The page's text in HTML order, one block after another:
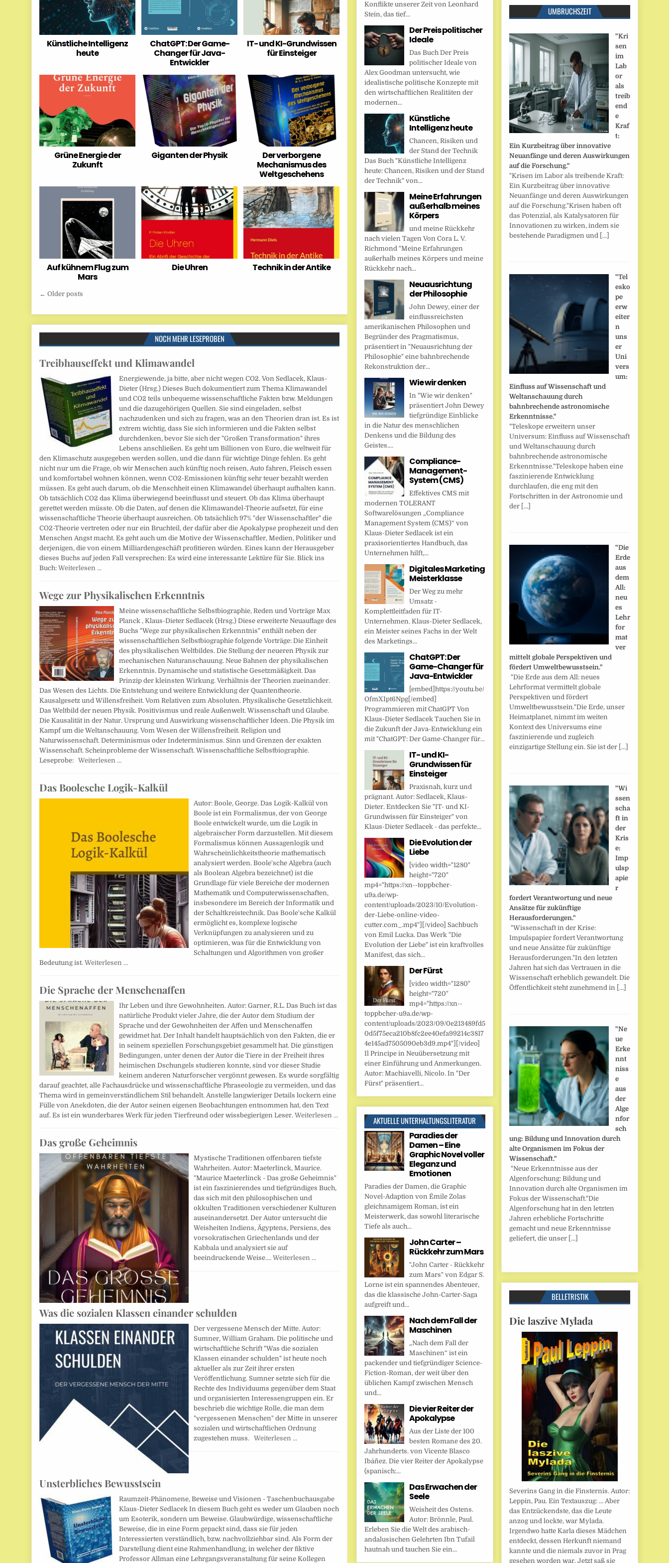
Künstliche Intelligenz
heute
ChatGPT: Der Game-
Changer für Java-
Entwickler
IT- und KI-Grundwissen
für Einsteiger
Grüne Energie der
Zukunft
Giganten der Physik
Der verborgene
Mechanismus des
Weltgeschehens
Auf kühnem Flug zum
Mars
Die Uhren Technik in der Antike
Beitragsnavigation
← Older posts
NOCH MEHR LESEPROBEN
Treibhauseffekt und Klimawandel
Energiewende, ja bitte, aber nicht wegen CO2. Von Sedlacek, Klaus-
Dieter (Hrsg.) Dieses Buch dokumentiert zum Thema Klimawandel
und CO2 teils unbequeme wissenschaftliche Fakten bzw. Meldungen
und die dazugehörigen Quellen. Sie sind eingeladen, selbst
nachzudenken und sich zu fragen, was an den Theorien dran ist. Es ist
extrem wichtig, dass Sie sich informieren und die Fakten selbst
durchdenken, bevor Sie sich der "Großen Transformation" ihres
Lebens anschließen. Es geht um Billionen von Euro, die weltweit für
den Klimaschutz ausgegeben werden sollen, und die dann für wichtige Dinge fehlen. Es geht
nicht nur um die Frage, ob wir Menschen auch künftig noch reisen, Auto fahren, Fleisch essen
und komfortabel wohnen können, wenn CO2-Emissionen künftig sehr teuer bezahlt werden
müssen. Es geht auch darum, ob die Menschheit einen Klimawandel überhaupt aufhalten kann.
Ob tatsächlich CO2 das Klima überwiegend beeinflusst und steuert. Ob das Klima überhaupt
gerettet werden müsste. Ob die Daten, auf denen die Klimawandel-Theorie aufsetzt, für eine
wissenschaftliche Theorie überhaupt ausreichen. Ob tatsächlich 97% "der Wissenschaftler" die
CO2-Theorie vertreten oder nur ein Bruchteil, der dafür aber die Apokalypse prophezeit und den
Menschen Angst macht. Es geht auch um die Motive der Wissenschaftler, Medien, Politiker und
derjenigen, die von einem Milliardengeschäft profitieren würden. Eines kann der Herausgeber
dieses Buchs auf jeden Fall versprechen: Es wird eine interessante Lektüre für Sie. Blick ins
Buch:Weiterlesen …
Wege zur Physikalischen Erkenntnis
Meine wissenschaftliche Selbstbiographie, Reden und Vorträge Max
Planck , Klaus-Dieter Sedlacek (Hrsg.) Diese erweiterte Neuauflage des
Buchs "Wege zur physikalischen Erkenntnis" enthält neben der
wissenschaftlichen Selbstbiographie folgende Vorträge: Die Einheit
des physikalischen Weltbildes. Die Stellung der neueren Physik zur
mechanischen Naturanschauung. Neue Bahnen der physikalischen
Erkenntnis. Dynamische und statistische Gesetzmäßigkeit. Das
Prinzip der kleinsten Wirkung. Verhältnis der Theorien zueinander.
Das Wesen des Lichts. Die Entstehung und weitere Entwicklung der Quantentheorie.
Kausalgesetz und Willensfreiheit. Vom Relativen zum Absoluten. Physikalische Gesetzlichkeit.
Das Weltbild der neuen Physik. Positivismus und reale Außenwelt. Wissenschaft und Glaube.
Die Kausalität in der Natur. Ursprung und Auswirkung wissenschaftlicher Ideen. Die Physik im
Kampf um die Weltanschauung. Vom Wesen der Willensfreiheit. Religion und
Naturwissenschaft. Determinismus oder Indeterminismus. Sinn und Grenzen der exakten
Wissenschaft. Scheinprobleme der Wissenschaft. Wissenschaftliche Selbstbiographie.
Leseprobe:Weiterlesen …
Das Boolesche Logik-Kalkül
Autor: Boole, George. Das Logik-Kalkül von
Boole ist ein Formalismus, der von George
Boole entwickelt wurde, um die Logik in
algebraischer Form darzustellen. Mit diesem
Formalismus können Aussagenlogik und
Wahrscheinlichkeitstheorie mathematisch
analysiert werden. Boole'sche Algebra (auch
als Boolean Algebra bezeichnet) ist die
Grundlage für viele Bereiche der modernen
Mathematik und Computerwissenschaften,
insbesondere im Bereich der Informatik und
der Schaltkreistechnik. Das Boole'sche Kalkül
ermöglicht es, komplexe logische
Verknüpfungen zu analysieren und zu
optimieren, was für die Entwicklung von
Schaltungen und Algorithmen von großer
Bedeutung ist.Weiterlesen …
Die Sprache der Menschenaffen
Ihr Leben und ihre Gewohnheiten. Autor: Garner, R.L. Das Buch ist das
natürliche Produkt vieler Jahre, die der Autor dem Studium der
Sprache und der Gewohnheiten der Affen und Menschenaffen
gewidmet hat. Der Inhalt handelt hauptsächlich von den Fakten, die er
in seinem speziellen Forschungsgebiet gesammelt hat. Die günstigen
Bedingungen, unter denen der Autor die Tiere in der Freiheit ihres
heimischen Dschungels studieren konnte, sind vor dieser Studie
keinem anderen Naturforscher vergönnt gewesen. Es wurde sorgfältig
darauf geachtet, alle Fachausdrücke und wissenschaftliche Phraseologie zu vermeiden, und das
Thema wird in gemeinverständlichem Stil behandelt. Anstelle langwieriger Details lockern eine
Fülle von Anekdoten, die der Autor seinen eigenen Beobachtungen entnommen hat, den Text
auf. Es ist ein wunderbares Werk für jeden Tierfreund oder wissbegierigen Leser.Weiterlesen …
Das große Geheimnis
Mystische Traditionen offenbaren tiefste
Wahrheiten. Autor: Maeterlinck, Maurice.
"Maurice Maeterlinck - Das große Geheimnis"
ist ein faszinierendes und tiefgründiges Buch,
das sich mit den philosophischen und
okkulten Traditionen verschiedener Kulturen
auseinandersetzt. Der Autor untersucht die
Weisheiten Indiens, Ägyptens, Persiens, des
vorsokratischen Griechenlands und der
Kabbala und analysiert sie auf
beeindruckende Weise.…Weiterlesen …
Was die sozialen Klassen einander schulden
Der vergessene Mensch der Mitte. Autor:
Sumner, William Graham. Die politische und
wirtschaftliche Schrift "Was die sozialen
Klassen einander schulden" ist heute noch
aktueller als zur Zeit ihrer ersten
Veröffentlichung. Sumner setzte sich für die
Rechte des Individuums gegenüber dem Staat
und organisierten Interessengruppen ein. Er
beschrieb die wichtige Rolle, die man dem
"vergessenen Menschen" der Mitte in unserer
sozialen und wirtschaftlichen Ordnung
zugestehen muss.Weiterlesen …
Unsterbliches Bewusstsein
Raumzeit-Phänomene, Beweise und Visionen - Taschenbuchausgabe
Klaus-Dieter Sedlacek In diesem Buch geht es weder um Glauben noch
um Esoterik, sondern um Beweise. Glaubwürdige, wissenschaftliche
Beweise, die in eine Form gepackt sind, dass sie für jeden
Interessierten verständlich, bzw. nachvollziehbar sind. Als Form der
Darstellung dient eine Rahmenhandlung, in welcher der fiktive
Professor Allman eine Lehrgangsveranstaltung für seine Kollegen
Konflikte unserer Zeit von Leonhard
Stein, das tief...
Der Preis politischer
Ideale
Das Buch Der Preis
politischer Ideale von
Alex Goodman untersucht, wie
idealistische politische Konzepte mit
den wirtschaftlichen Realitäten der
modernen...
Künstliche
Intelligenz heute
Chancen, Risiken und
der Stand der Technik
Das Buch "Künstliche Intelligenz
heute: Chancen, Risiken und der Stand
der Technik" von...
Meine Erfahrungen
außerhalb meines
Körpers
und meine Rückkehr
nach vielen Tagen Von Cora L. V.
Richmond "Meine Erfahrungen
außerhalb meines Körpers und meine
Rückkehr nach...
Neuausrichtung
der Philosophie
John Dewey, einer der
einflussreichsten
amerikanischen Philosophen und
Begründer des Pragmatismus,
präsentiert in "Neuausrichtung der
Philosophie" eine bahnbrechende
Rekonstruktion der...
Wie wir denken
In "Wie wir denken"
präsentiert John Dewey
tiefgründige Einblicke
in die Natur des menschlichen
Denkens und die Bildung des
Geistes....
Compliance-
Management-
System (CMS)
Effektives CMS mit
modernen TOLERANT
Softwarelösungen „Compliance
Management System (CMS)“ von
Klaus-Dieter Sedlacek ist ein
praxisorientiertes Handbuch, das
Unternehmen hilft,...
Digitales Marketing
Meisterklasse
Der Weg zu mehr
Umsatz -
Komplettleitfaden für IT-
Unternehmen. Klaus-Dieter Sedlacek,
ein Meister seines Fachs in der Welt
des Marketings...
ChatGPT: Der
Game-Changer für
Java-Entwickler
[embed]https://youtu.be/
OfmXIpt6Npg[/embed]
Programmieren mit ChatGPT Von
Klaus-Dieter Sedlacek Tauchen Sie in
die Zukunft der Java-Entwicklung ein
mit "ChatGPT: Der Game-Changer für...
IT- und KI-
Grundwissen für
Einsteiger
Praxisnah, kurz und
prägnant. Autor: Sedlacek, Klaus-
Dieter. Entdecken Sie "IT- und KI-
Grundwissen für Einsteiger" von
Klaus-Dieter Sedlacek - das perfekte...
Die Evolution der
Liebe
[video width="1280"
height="720"
mp4="https://xn--toppbcher-
u9a.de/wp-
content/uploads/2023/10/Evolution-
der-Liebe-online-video-
cutter.com_.mp4"][/video] Sachbuch
von Emil Lucka. Das Werk "Die
Evolution der Liebe" ist ein kraftvolles
Manifest, das sich...
Der Fürst
[video width="1280"
height="720"
mp4="https://xn--
toppbcher-u9a.de/wp-
content/uploads/2023/09/0e213489fd5
0d5f75eca210b8fc2ee40efa99214c3817
4e145ad7505090eb3d9.mp4"][/video]
Il Principe in Neuübersetzung mit
einer Einführung und Anmerkungen.
Autor: Machiavelli, Nicolo. In "Der
Fürst" präsentiert...
AKTUELLE UNTERHALTUNGSLITERATUR
Paradies der
Damen – Eine
Graphic Novel voller
Eleganz und
Emotionen
Paradies der Damen, die Graphic
Novel-Adaption von Émile Zolas
gleichnamigem Roman, ist ein
Meisterwerk, das sowohl literarische
Tiefe als auch...
John Carter –
Rückkehr zum Mars
"John Carter - Rückkehr
zum Mars" von Edgar S.
Lorne ist ein spannendes Abenteuer,
das die klassische John-Carter-Saga
aufgreift und...
Nach dem Fall der
Maschinen
„Nach dem Fall der
Maschinen“ ist ein
packender und tiefgründiger Science-
Fiction-Roman, der weit über den
üblichen Kampf zwischen Mensch
und...
Die vier Reiter der
Apokalypse
Aus der Liste der 100
besten Romane des 20.
Jahrhunderts. von Vicente Blasco
Ibáñez. Die vier Reiter der Apokalypse
(spanisch:...
Das Erwachen der
Seele
Weisheit des Ostens.
Autor: Brönnle, Paul.
Erleben Sie die Welt des arabisch-
andalusischen Gelehrten Ibn Tufail
hautnah und tauchen Sie ein...
UMBRUCHSZEIT
"Kri
sen
im
Lab
or
als
treib
end
e
Kraf
t:
Ein Kurzbeitrag über innovative
Neuanfänge und deren Auswirkungen
auf die Forschung."
"Krisen im Labor als treibende Kraft:
Ein Kurzbeitrag über innovative
Neuanfänge und deren Auswirkungen
auf die Forschung."Krisen haben oft
das Potenzial, als Katalysatoren für
Innovationen zu wirken, indem sie
bestehende Paradigmen und […]
"Tel
esko
pe
erw
eiter
n
uns
er
Uni
vers
um:
Einfluss auf Wissenschaft und
Weltanschauung durch
bahnbrechende astronomische
Erkenntnisse."
"Teleskope erweitern unser
Universum: Einfluss auf Wissenschaft
und Weltanschauung durch
bahnbrechende astronomische
Erkenntnisse."Teleskope haben eine
faszinierende Entwicklung
durchlaufen, die eng mit den
Fortschritten in der Astronomie und
der […]
"Die
Erde
aus
dem
All:
neu
es
Lehr
for
mat
ver
mittelt globale Perspektiven und
fördert Umweltbewusstsein."
"Die Erde aus dem All: neues
Lehrformat vermittelt globale
Perspektiven und fördert
Umweltbewusstsein."Die Erde, unser
Heimatplanet, nimmt im weiten
Kontext des Universums eine
faszinierende und zugleich
einzigartige Stellung ein. Sie ist der […]
"Wi
ssen
scha
ft in
der
Kris
e:
Imp
ulsp
apie
r
fordert Verantwortung und neue
Ansätze für zukünftige
Herausforderungen."
"Wissenschaft in der Krise:
Impulspapier fordert Verantwortung
und neue Ansätze für zukünftige
Herausforderungen."In den letzten
Jahren hat sich das Vertrauen in die
Wissenschaft erheblich gewandelt. Die
Öffentlichkeit steht zunehmend in […]
"Ne
ue
Erke
nnt
niss
e
aus
der
Alge
nfor
sch
ung: Bildung und Innovation durch
alte Organismen im Fokus der
Wissenschaft."
"Neue Erkenntnisse aus der
Algenforschung: Bildung und
Innovation durch alte Organismen im
Fokus der Wissenschaft."Die
Algenforschung hat in den letzten
Jahren erhebliche Fortschritte
gemacht und neue Erkenntnisse
geliefert, die unser […]
BELLETRISTIK
Die laszive Mylada
Severins Gang in die Finsternis. Autor:
Leppin, Pau. Ein Textauszug: ... Aber
das Entzückendste, das die Leute
anzog und lockte, war Mylada.
Irgendwo hatte Karla dieses Mädchen
entdeckt, dessen Herkunft niemand
kannte und die niemals zuvor in Prag
gesehen worden war. Jetzt saß sie